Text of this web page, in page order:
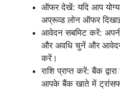
ऑफर देखें: यदि आप योग्य
अप्रूव्ड लोन ऑफर
आवेदन सबमिट करें: अपनी
और अवधि चुनें और
करें।
राशि प्राप्त करें: बैंक
आपके बैंक खाते में